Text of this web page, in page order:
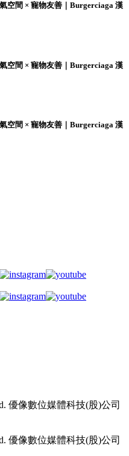
空間 × 寵物友善｜Burgerciaga 漢
空間 × 寵物友善｜Burgerciaga 漢
空間 × 寵物友善｜Burgerciaga 漢
優像數位媒體科技(股)公司
優像數位媒體科技(股)公司